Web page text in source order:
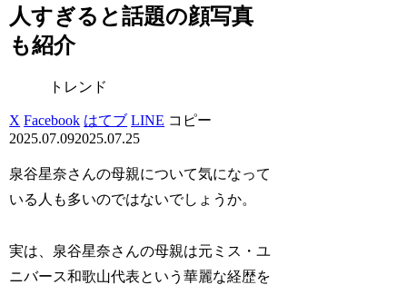
人すぎると話題の顔写真
も紹介
トレンド
X Facebook はてブ LINE コピー
2025.07.092025.07.25
泉谷星奈さんの母親について気になって
いる人も多いのではないでしょうか。
実は、泉谷星奈さんの母親は元ミス・ユ
ニバース和歌山代表という華麗な経歴を